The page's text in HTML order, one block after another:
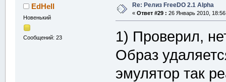
EdHell
Новенький
Сообщений: 23
Re: Релиз FreeDO 2.1 Alpha
« Ответ #29 : 26 Январь 2010,
1) Проверил,
Образ
эмулятор так